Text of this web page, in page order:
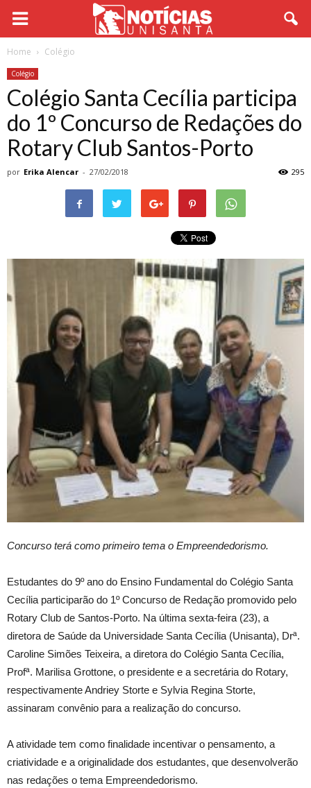
Home Colégio
Colégio
Colégio Santa Cecília participa
do 1º Concurso de Redações do
Rotary Club Santos-Porto
por Erika Alencar - 27/02/2018 295
Concurso terá como primeiro tema o Empreendedorismo.
Estudantes do 9º ano do Ensino Fundamental do Colégio Santa
Cecília participarão do 1º Concurso de Redação promovido pelo
Rotary Club de Santos-Porto. Na última sexta-feira (23), a
diretora de Saúde da Universidade Santa Cecília (Unisanta), Drª.
Caroline Simões Teixeira, a diretora do Colégio Santa Cecília,
Profª. Marilisa Grottone, o presidente e a secretária do Rotary,
respectivamente Andriey Storte e Sylvia Regina Storte,
assinaram convênio para a realização do concurso.
A atividade tem como finalidade incentivar o pensamento, a
criatividade e a originalidade dos estudantes, que desenvolverão
nas redações o tema Empreendedorismo.